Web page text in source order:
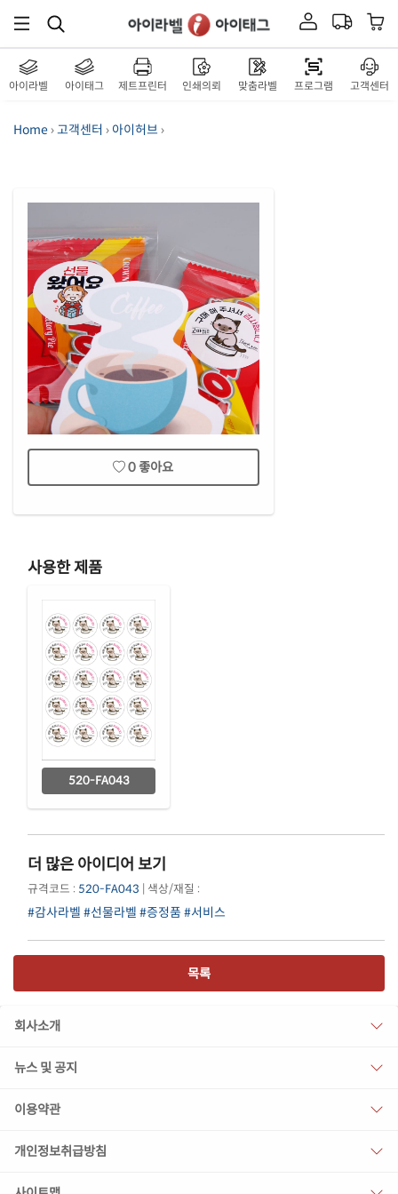
아이라벨 아이태그 제트프린터 인쇄의뢰 맞춤라벨 프로그램 고객센터
Home›고객센터 › 아이허브 ›
0좋아요
사용한 제품
520-FA043
더 많은 아이디어 보기
규격코드 : 520-FA043 | 색상/재질 :
#감사라벨 #선물라벨 #증정품 #서비스
목록
회사소개
뉴스 및 공지
이용약관
개인정보취급방침